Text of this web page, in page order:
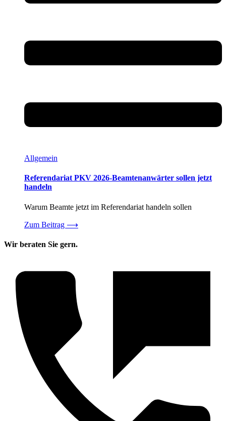
Allgemein
Referendariat PKV 2026-Beamtenanwärter sollen jetzt
handeln
Warum Beamte jetzt im Referendariat handeln sollen
Zum Beitrag ⟶
Wir beraten Sie gern.